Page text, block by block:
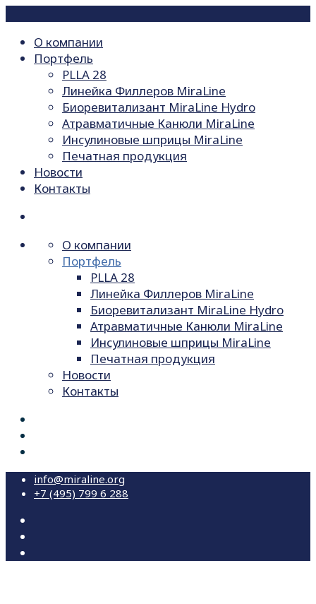
О компании
Портфель
PLLA 28
Линейка Филлеров MiraLine
Биоревитализант MiraLine Hydro
Атравматичные Канюли MiraLine
Инсулиновые шприцы MiraLine
Печатная продукция
Новости
Контакты
О компании
Портфель
PLLA 28
Линейка Филлеров MiraLine
Биоревитализант MiraLine Hydro
Атравматичные Канюли MiraLine
Инсулиновые шприцы MiraLine
Печатная продукция
Новости
Контакты
info@miraline.org
+7 (495) 799 6 288